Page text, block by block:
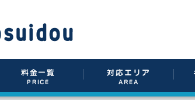
料金一覧
PRICE
対応エリア
AREA